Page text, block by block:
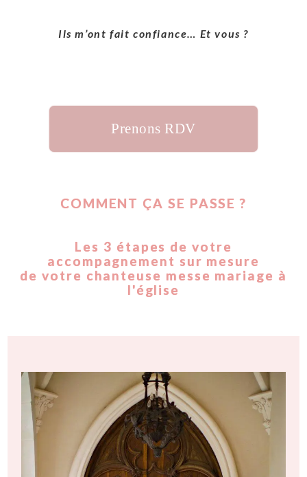
Ils m’ont fait confiance… Et vous ?
Prenons RDV
COMMENT ÇA SE PASSE ?
Les 3 étapes de votre
accompagnement sur mesure
de votre chanteuse messe mariage à
l'église